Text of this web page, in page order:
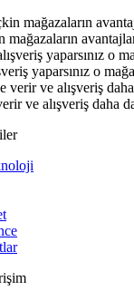
yaparsınız o
ve alışveriş daha